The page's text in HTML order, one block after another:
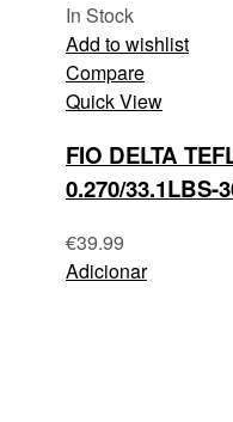
In Stock
Add to wishlist
Compare
Quick View
FIO DELTA
0.270/33.1LBS-
€39.99
Adicionar